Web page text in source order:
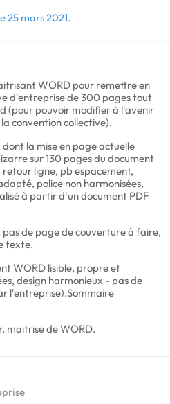
25 mars 2021.
WORD pour remettre en
d'entreprise de 300 pages tout
(pour pouvoir modifier à l'avenir
convention collective).
la mise en page actuelle
sur 130 pages du document
ligne, pb espacement,
police non harmonisées,
à partir d'un document PDF
pas de page de couverture à faire,
texte.
WORD lisible, propre et
design harmonieux - pas de
l'entreprise).Sommaire
maitrise de WORD.